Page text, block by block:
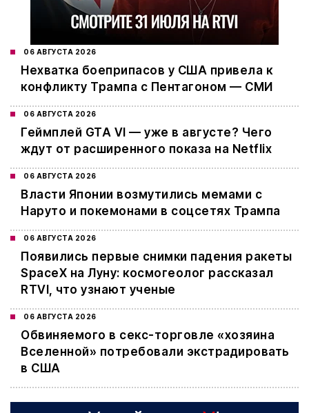
06 АВГУСТА 2026
Нехватка боеприпасов у США привела к
конфликту Трампа с Пентагоном — СМИ
06 АВГУСТА 2026
Геймплей GTA VI — уже в августе? Чего
ждут от расширенного показа на Netflix
06 АВГУСТА 2026
Власти Японии возмутились мемами с
Наруто и покемонами в соцсетях Трампа
06 АВГУСТА 2026
Появились первые снимки падения ракеты
SpaceX на Луну: космогеолог рассказал
RTVI, что узнают ученые
06 АВГУСТА 2026
Обвиняемого в секс-торговле «хозяина
Вселенной» потребовали экстрадировать
в США